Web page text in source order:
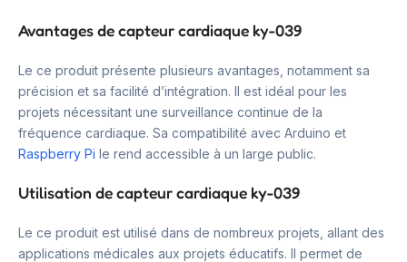
Avantages de capteur cardiaque ky-039
Le ce produit présente plusieurs avantages, notamment sa
précision et sa facilité d’intégration. Il est idéal pour les
projets nécessitant une surveillance continue de la
fréquence cardiaque. Sa compatibilité avec Arduino et
Raspberry Pi le rend accessible à un large public.
Utilisation de capteur cardiaque ky-039
Le ce produit est utilisé dans de nombreux projets, allant des
applications médicales aux projets éducatifs. Il permet de